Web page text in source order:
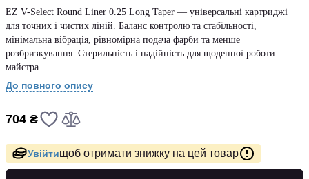
EZ V-Select Round Liner 0.25 Long Taper — універсальні картриджі
для точних і чистих ліній. Баланс контролю та стабільності,
мінімальна вібрація, рівномірна подача фарби та менше
розбризкування. Стерильність і надійність для щоденної роботи
майстра.
До повного опису
704 ₴
Увійтищоб отримати знижку на цей товар